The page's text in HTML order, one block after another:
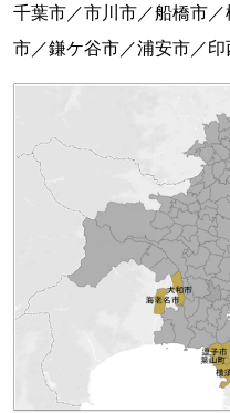
千葉市／市川市／船橋市
市／鎌ケ谷市／浦安市／印